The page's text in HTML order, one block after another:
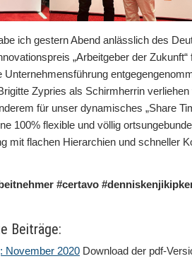
ich gestern Abend anlässlich des
„Arbeitgeber der Zukunft“
Zypries als Schirmherrin verliehen
für unser dynamisches „Share
100% flexible und völlig
mit flachen Hierarchien und schneller
#certavo
Beiträge:
November 2020 Download der pdf-